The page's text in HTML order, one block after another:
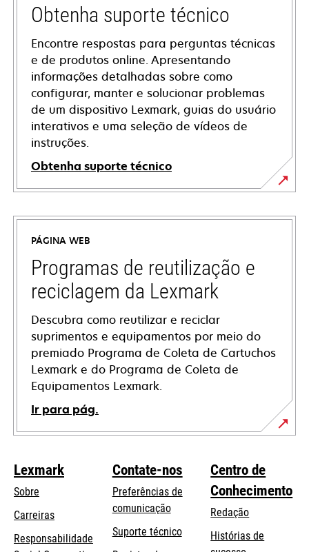
Obtenha suporte técnico
Encontre respostas para perguntas técnicas
e de produtos online. Apresentando
informações detalhadas sobre como
configurar, manter e solucionar problemas
de um dispositivo Lexmark, guias do usuário
interativos e uma seleção de vídeos de
instruções.
Obtenha suporte técnico
opens
in
new
tab
PÁGINA WEB
Programas de reutilização e
reciclagem da Lexmark
Descubra como reutilizar e reciclar
suprimentos e equipamentos por meio do
premiado Programa de Coleta de Cartuchos
Lexmark e do Programa de Coleta de
Equipamentos Lexmark.
Ir para pág.
Lexmark
Sobre
Carreiras
Responsabilidade
Contate-nos
Preferências de
comunicação
Suporte técnicoopens
Centro de
Conhecimento
Redação
Histórias de